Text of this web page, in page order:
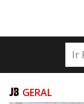
GERAL